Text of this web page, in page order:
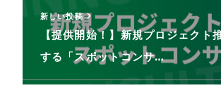
新しい投稿
【提供開始！】新規プロジェクト
する「スポットコンサ…